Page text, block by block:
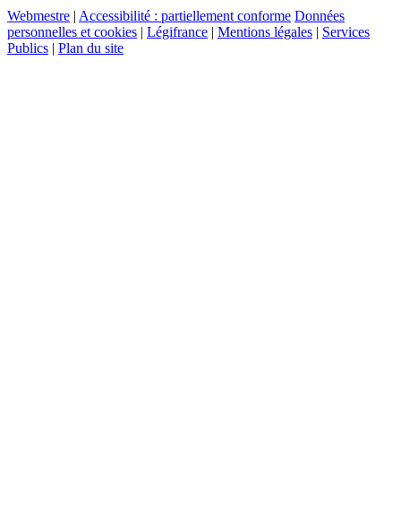
Webmestre | Accessibilité : partiellement conforme Données
personnelles et cookies | Légifrance | Mentions légales | Services
Publics | Plan du site